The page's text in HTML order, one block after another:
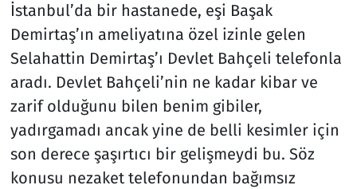
İstanbul’da bir hastanede, eşi Başak
Demirtaş’ın ameliyatına özel izinle gelen
Selahattin Demirtaş’ı Devlet Bahçeli telefonla
aradı. Devlet Bahçeli’nin ne kadar kibar ve
zarif olduğunu bilen benim gibiler,
yadırgamadı ancak yine de belli kesimler için
son derece şaşırtıcı bir gelişmeydi bu. Söz
konusu nezaket telefonundan bağımsız